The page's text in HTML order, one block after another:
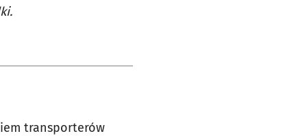
transporterów